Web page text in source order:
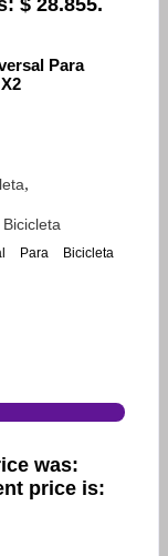
Para
,
Para Bicicleta
was:
price is: